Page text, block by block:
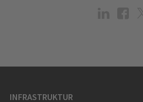
INFRASTRUKTUR